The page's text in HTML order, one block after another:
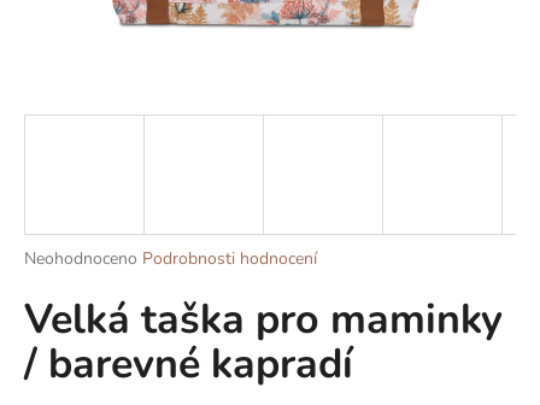
Průměrné
produktu
je
0,0
z
Neohodnoceno Podrobnosti hodnocení
Velká taška pro maminky
/ barevné kapradí
t
D